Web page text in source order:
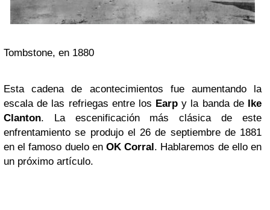
Tombstone, en 1880
Esta cadena de acontecimientos fue aumentando la
escala de las refriegas entre los Earp y la banda de
Ike
Clanton. La escenificación más clásica de este
enfrentamiento se produjo el 26 de septiembre de 1881
en el famoso duelo en OK Corral . Hablaremos de ello en
un próximo artículo.